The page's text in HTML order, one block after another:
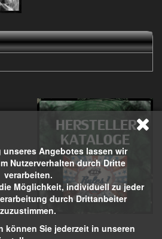
unseres Angebotes lassen wir
Nutzerverhalten durch Dritte
verarbeiten.
Möglichkeit, individuell zu jeder
durch Drittanbeiter
zuzustimmen.
können Sie jederzeit in unseren